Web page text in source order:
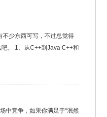
不少东西可写，不过总觉得
。 1、从C++到Java C++和
中竞争，如果你满足于“泯然